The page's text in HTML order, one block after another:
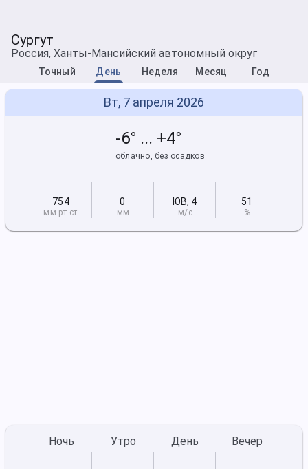
Сургут
Россия, Ханты-Мансийский автономный округ
Точный День Неделя Месяц Год
Вт, 7 апреля 2026
-6° ... +4°
облачно, без осадков
754
мм рт.ст.
0
мм
ЮВ, 4
м/с
51
%
Ночь Утро День Вечер